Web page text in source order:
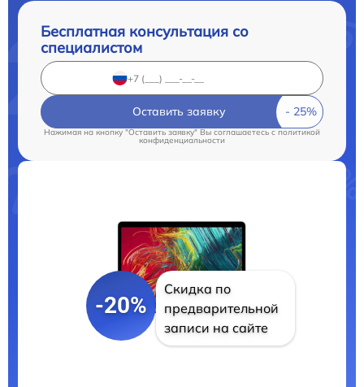
Бесплатная консультация со
специалистом
Оставить заявку
Нажимая на кнопку "Оставить заявку" Вы соглашаетесь cполитикой
конфиденциальности
-20%
Скидка по
предварительной
записи на сайте